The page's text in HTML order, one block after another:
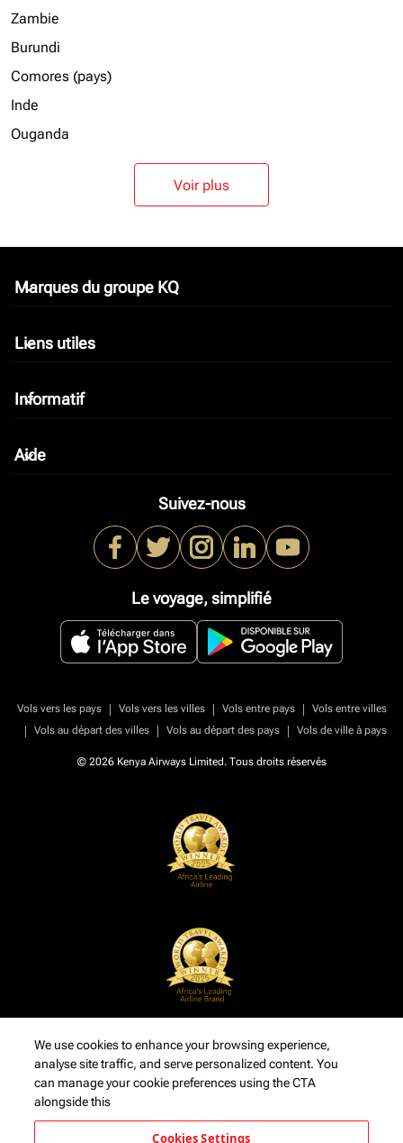
Zambie
Burundi
Comores (pays)
Inde
Ouganda
Voir plus
Marques du groupe KQ
keyboard_arrow_down
Liens utiles
keyboard_arrow_down
Informatif
keyboard_arrow_down
Aide
keyboard_arrow_down
Suivez-nous
Le voyage, simplifié
Vols vers les pays | Vols vers les villes | Vols entre pays |
Vols entre villes
|
Vols au départ des villes | Vols au départ des pays | Vols de ville à pays
© 2026 Kenya Airways Limited. Tous droits réservés
We use cookies to enhance your browsing experience,
analyse site traffic, and serve personalized content. You
can manage your cookie preferences using the CTA
alongside this
Cookies Settings